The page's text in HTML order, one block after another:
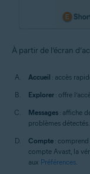
À partir de l’écran
Accueil : accès
Explorer : offre
Messages : affiche
problèmes détectés.
Compte :
compte Avast, la
aux Préférences